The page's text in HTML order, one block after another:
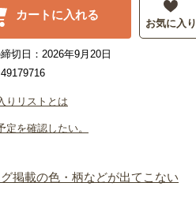
カートに入れる
お気に入り
切日：2026年9月20日
りリストとは
定を確認したい。
掲載の色・柄などが出てこない